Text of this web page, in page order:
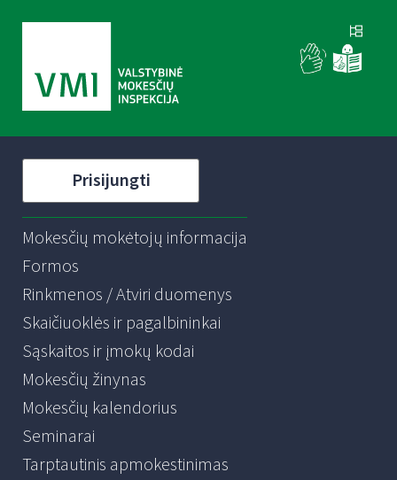
Prisijungti
Mokesčių mokėtojų informacija
Formos
Rinkmenos / Atviri duomenys
Skaičiuoklės ir pagalbininkai
Sąskaitos ir įmokų kodai
Mokesčių žinynas
Mokesčių kalendorius
Seminarai
Tarptautinis apmokestinimas